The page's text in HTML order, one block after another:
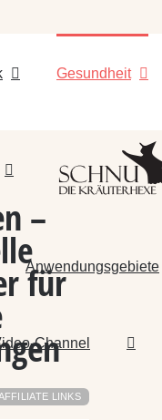
Gesundheit
Anwendungsgebiete
Channel
–
für
LINKS